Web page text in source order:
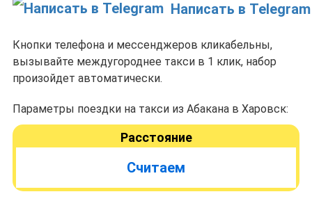
Написать в Telegram
Кнопки телефона и мессенджеров кликабельны,
вызывайте междугороднее такси в 1 клик, набор
произойдет автоматически.
Параметры поездки на такси из Абакана в Харовск:
Расстояние
Считаем